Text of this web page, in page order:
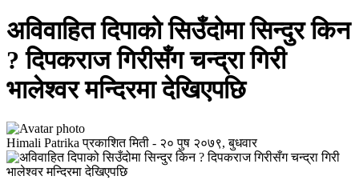
अविवाहित दिपाको सिउँदोमा सिन्दुर किन
? दिपकराज गिरीसँग चन्द्रा गिरी
भालेश्वर मन्दिरमा देखिएपछि
Himali Patrika प्रकाशित मिती - २० पुष २०७९, बुधवार